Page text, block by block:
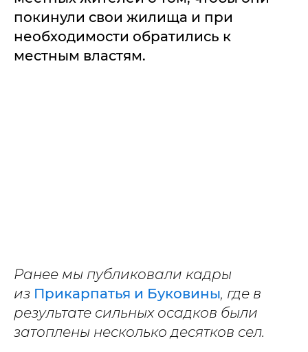
покинули свои жилища и при
необходимости обратились к
местным властям.
Ранее мы публиковали кадры
из Прикарпатья и Буковины, где в
результате сильных осадков были
затоплены несколько десятков сел.